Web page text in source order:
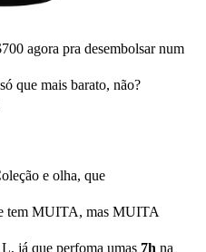
agora pra desembolsar num
que mais barato, não?
e olha, que
tem MUITA, mas MUITA
já que perfoma umas 7h na